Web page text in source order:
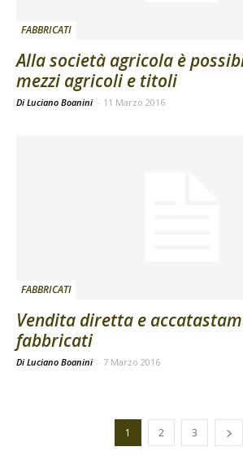
FABBRICATI
Alla società agricola è
mezzi agricoli e titoli
Di Luciano Boanini - 11 Marzo 2016
FABBRICATI
Vendita diretta e
fabbricati
Di Luciano Boanini - 7 Marzo 2016
1 2 3